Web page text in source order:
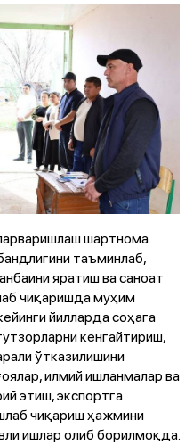
шартнома
таъминлаб,
яратиш ва саноат
чиқаришда муҳим
йилларда соҳага
кенгайтириш,
ўтказилишини
илмий ишланмалар ва
этиш, экспортга
чиқариш ҳажмини
ишлар олиб борилмоқда.